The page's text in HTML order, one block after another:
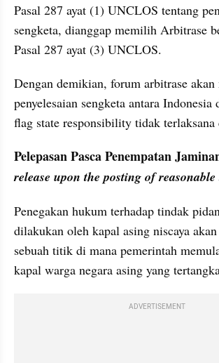
Pasal 287 ayat (1) UNCLOS tentang
sengketa, dianggap memilih Arbitrase
Pasal 287 ayat (3) UNCLOS.
Dengan demikian, forum arbitrase
penyelesaian sengketa antara
flag state responsibility tidak terlaksana
Pelepasan Pasca Penempatan
release upon the posting of reasonable
Penegakan hukum terhadap tindak
dilakukan oleh kapal asing niscaya
sebuah titik di mana pemerintah
ADVERTISEMENT